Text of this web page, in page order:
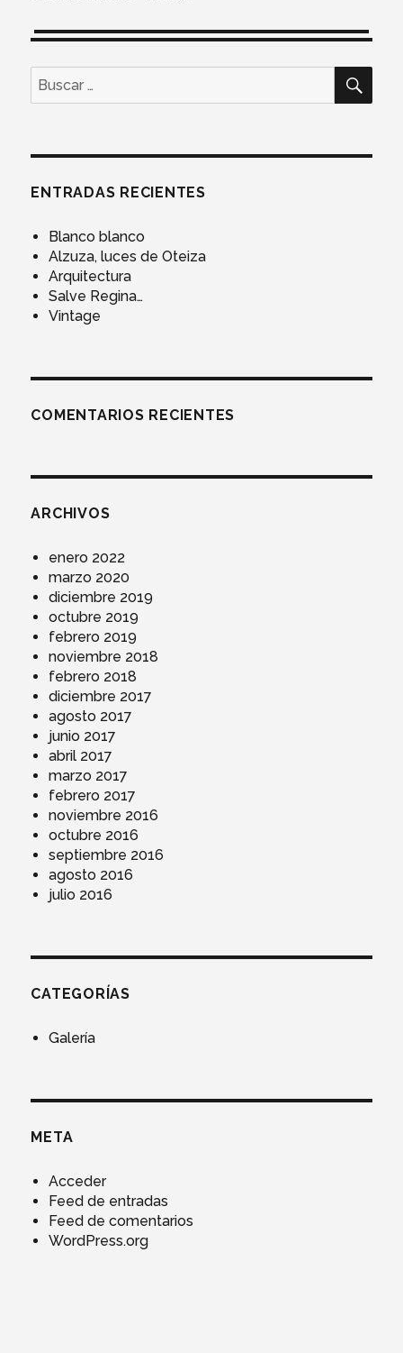
por:
ENTRADAS RECIENTES
Blanco blanco
Alzuza, luces de Oteiza
Arquitectura
Salve Regina…
Vintage
COMENTARIOS RECIENTES
ARCHIVOS
enero 2022
marzo 2020
diciembre 2019
octubre 2019
febrero 2019
noviembre 2018
febrero 2018
diciembre 2017
agosto 2017
junio 2017
abril 2017
marzo 2017
febrero 2017
noviembre 2016
octubre 2016
septiembre 2016
agosto 2016
julio 2016
CATEGORÍAS
Galería
META
Acceder
Feed de entradas
Feed de comentarios
WordPress.org